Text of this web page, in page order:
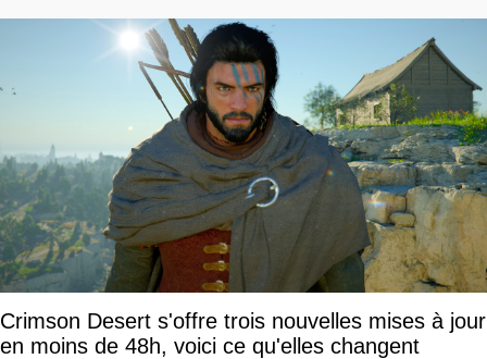
Crimson Desert s'offre trois nouvelles mises à jour
en moins de 48h, voici ce qu'elles changent